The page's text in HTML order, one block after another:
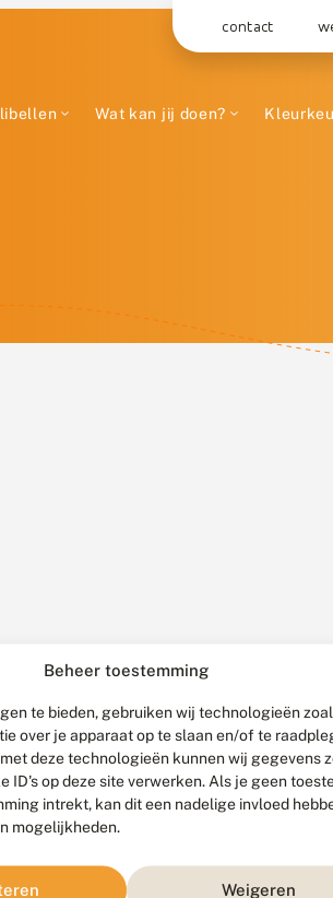
Beheer toestemming
te bieden, gebruiken wij technologieën
over je apparaat op te slaan en/of te
deze technologieën kunnen wij gegevens
ID's op deze site verwerken. Als je geen
intrekt, kan dit een nadelige invloed
mogelijkheden.
Weigeren
contact
Wat kan jij doen?